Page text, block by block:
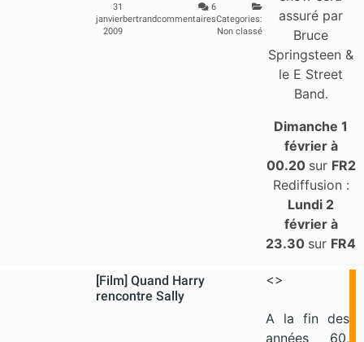
31
janvier
2009
bertrand
6
commentairesCategories:
Non classé
assuré par
Bruce
Springsteen &
le E Street
Band.
Dimanche 1
févrierà
00.20 sur FR2
Rediffusion :
Lundi 2
févrierà
23.30 sur FR4
[Film] Quand Harry
rencontre Sally
<>
A la fin des
années 60,